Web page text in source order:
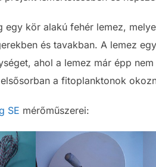
egy kör alakú fehér lemez,
és tavakban. A lemez
ahol a lemez már épp
a fitoplanktonok
SE mérőműszerei: